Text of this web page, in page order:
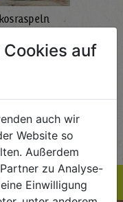
Naturkost
EINKAUFSLISTE
Cookies auf
auch wir
Website so
Außerdem
zu Analyse-
Einwilligung